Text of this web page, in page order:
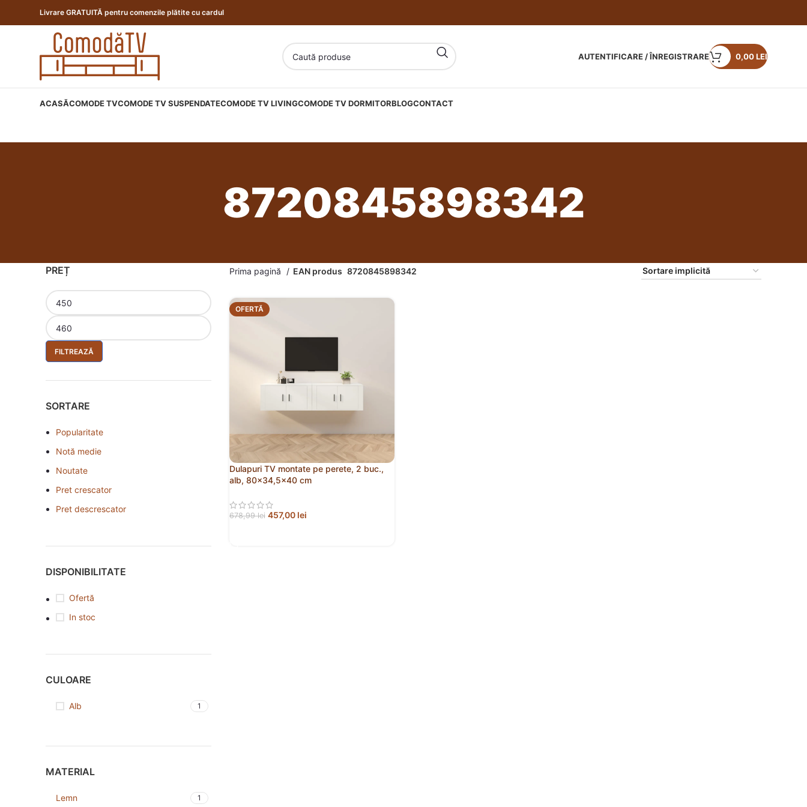
Livrare GRATUITĂ pentru comenzile plătite cu cardul
AUTENTIFICARE / ÎNREGISTRARE 0,00LEI
ACASĂCOMODE TVCOMODE TV SUSPENDATECOMODE TV LIVINGCOMODE TV DORMITORBLOGCONTACT
8720845898342
PREȚ
FILTREAZĂ
SORTARE
Popularitate
Notă medie
Noutate
Pret crescator
Pret descrescator
DISPONIBILITATE
Ofertă
In stoc
CULOARE
Alb 1
MATERIAL
Lemn 1
Prima pagină EAN produs 8720845898342
OFERTĂ
Dulapuri TV montate pe perete, 2 buc.,
alb, 80×34,5×40 cm
678,99lei 457,00 lei